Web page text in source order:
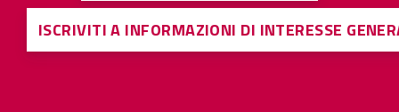
ISCRIVITI A INFORMAZIONI DI INTERESSE